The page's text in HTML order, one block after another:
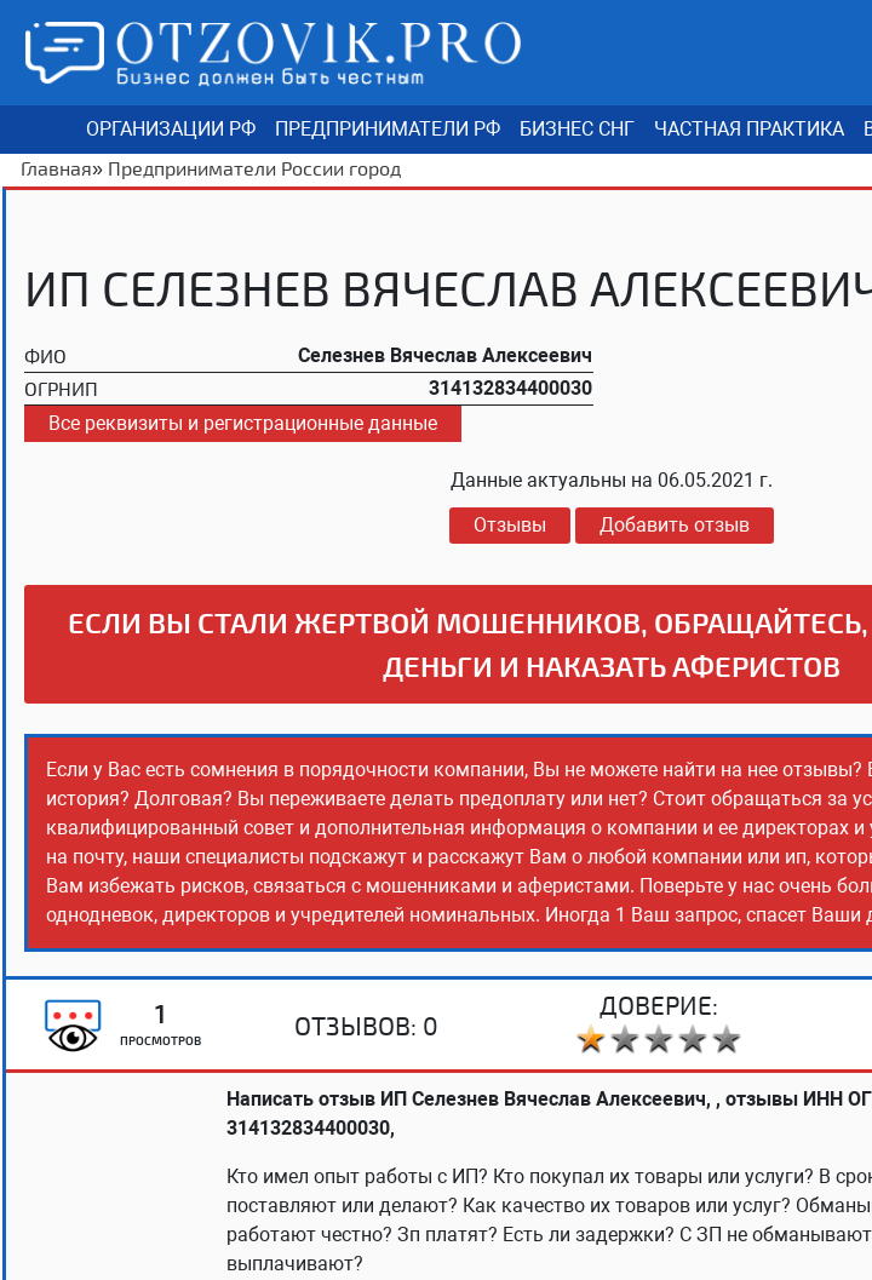
ОРГАНИЗАЦИИ РФ ПРЕДПРИНИМАТЕЛИ РФ БИЗНЕС СНГ ЧАСТНАЯ ПРАКТИКА
Главная» Предприниматели России город
ИП СЕЛЕЗНЕВ ВЯЧЕСЛАВ
ФИО
Селезнев Вячеслав Алексеевич
ОГРНИП
314132834400030
Все реквизиты и регистрационные данные
Данные актуальны на 06.05.2021 г.
Отзывы
Добавить отзыв
ЕСЛИ ВЫ СТАЛИ ЖЕРТВОЙ МОШЕННИКОВ,
ДЕНЬГИ И НАКАЗАТЬ АФЕРИСТОВ
Если у Вас есть сомнения в порядочности компании, Вы не можете найти на нее отзывы?
история? Долговая? Вы переживаете делать предоплату или нет? Стоит обращаться за
квалифицированный совет и дополнительная информация о компании и ее директорах и
на почту, наши специалисты подскажут и расскажут Вам о любой компании или ип,
Вам избежать рисков, связаться с мошенниками и аферистами. Поверьте у нас очень
однодневок, директоров и учредителей номинальных. Иногда 1 Ваш запрос, спасет Ваши
1
ПРОСМОТРОВ
ОТЗЫВОВ: 0
ДОВЕРИЕ:
Написать отзыв ИП Селезнев Вячеслав Алексеевич, , отзывы ИНН
314132834400030,
Кто имел опыт работы с ИП? Кто покупал их товары или услуги? В
поставляют или делают? Как качество их товаров или услуг?
работают честно? Зп платят? Есть ли задержки? С ЗП не
выплачивают?